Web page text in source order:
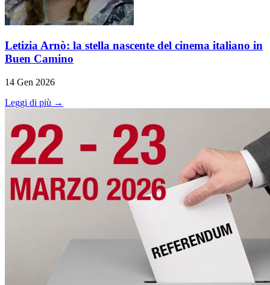
Letizia Arnò: la stella nascente del cinema italiano in
Buen Camino
14 Gen 2026
Leggi di più →